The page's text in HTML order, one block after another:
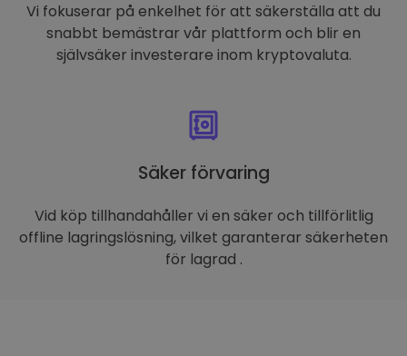
Vi fokuserar på enkelhet för att säkerställa att du
snabbt bemästrar vår plattform och blir en
självsäker investerare inom kryptovaluta.
Säker förvaring
Vid köp tillhandahåller vi en säker och tillförlitlig
offline lagringslösning, vilket garanterar säkerheten
för lagrad .